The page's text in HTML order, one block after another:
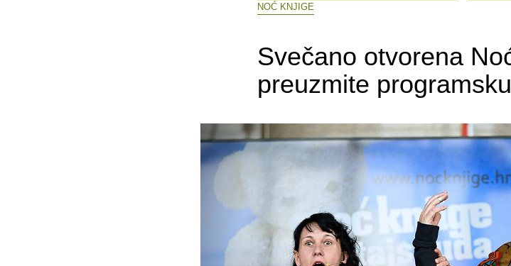
NOĆ KNJIGE
Svečano otvorena
preuzmite